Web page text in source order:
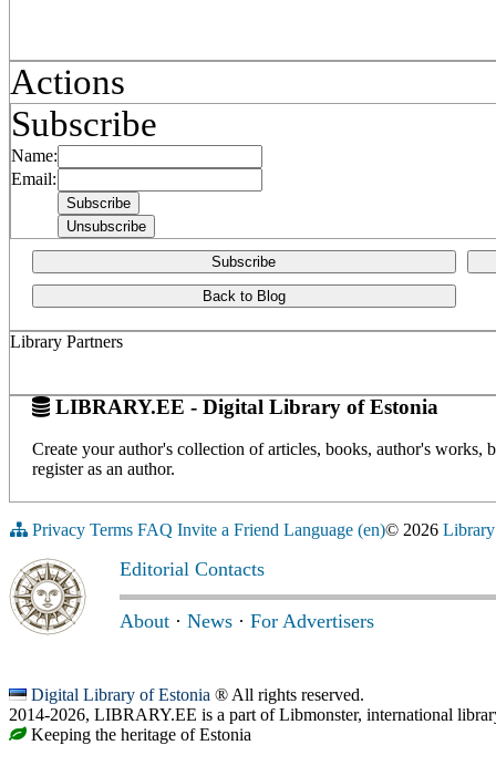
Actions
Subscribe
Name:
Email:
Subscribe
Back to Blog
Library Partners
LIBRARY.EE - Digital Library of Estonia
Create your author's collection of articles, books, author's
register as an author.
Privacy Terms FAQ Invite a Friend Language (en)© 2026
Editorial Contacts
About · News · For Advertisers
Digital Library of Estonia ® All rights reserved.
2014-2026, LIBRARY.EE is a part of Libmonster, international
Keeping the heritage of Estonia